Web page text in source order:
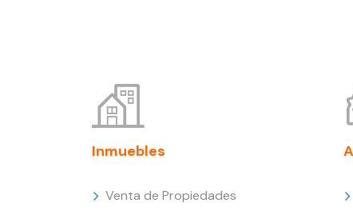
Inmuebles
Venta de Propiedades